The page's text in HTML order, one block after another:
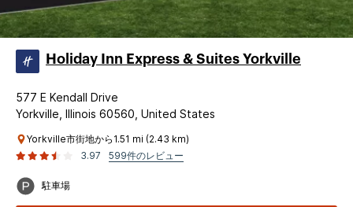
Holiday Inn Express & Suites Yorkville
577 E Kendall Drive
Yorkville, Illinois 60560, United States
Yorkville市街地から1.51 mi (2.43 km)
3.97
599件のレビュー
駐車場